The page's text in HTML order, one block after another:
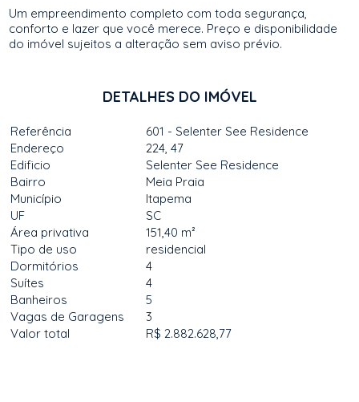
Um empreendimento completo com toda segurança,
conforto e lazer que você merece. Preço e disponibilidade
do imóvel sujeitos a alteração sem aviso prévio.
DETALHES DO IMÓVEL
Referência
601 - Selenter See Residence
Endereço
224, 47
Edificio
Selenter See Residence
Bairro
Meia Praia
Município
Itapema
UF
SC
Área privativa
151,40 m²
Tipo de uso
residencial
Dormitórios
4
Suítes
4
Banheiros
5
Vagas de Garagens
3
Valor total
R$ 2.882.628,77